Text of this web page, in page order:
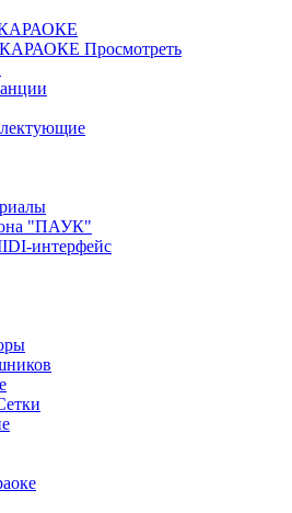
Просмотреть
"ПАУК"
интерфейс